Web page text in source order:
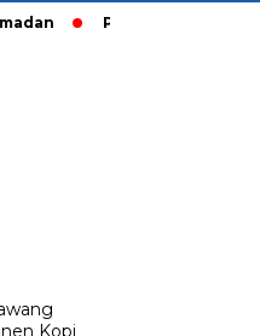
Pelaku Curanmor